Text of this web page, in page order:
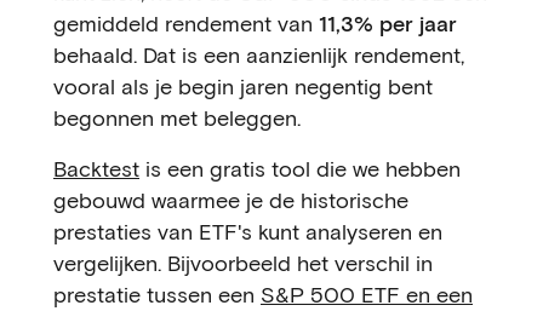
gemiddeld rendement van 11,3% per jaar
behaald. Dat is een aanzienlijk rendement,
vooral als je begin jaren negentig bent
begonnen met beleggen.
Backtest is een gratis tool die we hebben
gebouwd waarmee je de historische
prestaties van ETF's kunt analyseren en
vergelijken. Bijvoorbeeld het verschil in
prestatie tussen een S&P 500 ETF en een